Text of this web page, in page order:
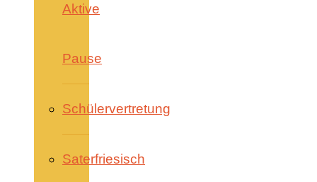
Aktive
Pause
Schülervertretung
Saterfriesisch